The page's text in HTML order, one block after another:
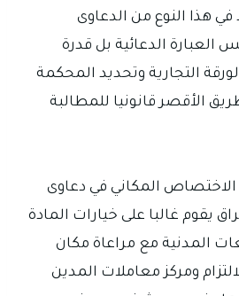
في هذا النوع من الدعاوى
العبارة الدعائية بل قدرة
التجارية وتحديد المحكمة
الأقصر قانونيا للمطالبة
الاختصاص المكاني في دعاوى
يقوم غالبا على خيارات المادة
المدنية مع مراعاة مكان
ومركز معاملات المدين